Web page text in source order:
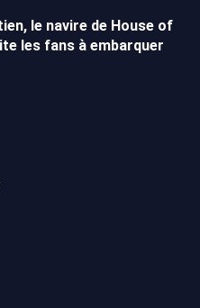
le navire de House of
les fans à embarquer